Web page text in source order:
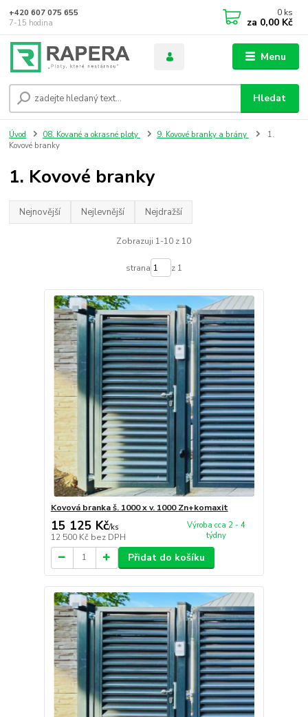
Menu
Hledat
+420 607 075 655
7-15 hodina
0 ks
za 0,00 Kč
Úvod 08. Kované a okrasné ploty 9. Kovové branky a brány
1.
Kovové branky
1. Kovové branky
Nejnovější Nejlevnější Nejdražší
Zobrazuji 1-10 z 10
strana z 1
Kovová branka š. 1000 x v. 1000 Zn+komaxit
15 125 Kč/ks
12 500 Kč bez DPH
Výroba cca 2 - 4
týdny
Přidat do košíku